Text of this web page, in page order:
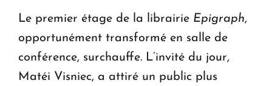
Le premier étage de la librairie Epigraph,
opportunément transformé en salle de
conférence, surchauffe. L’invité du jour,
Matéi Visniec, a attiré un public plus